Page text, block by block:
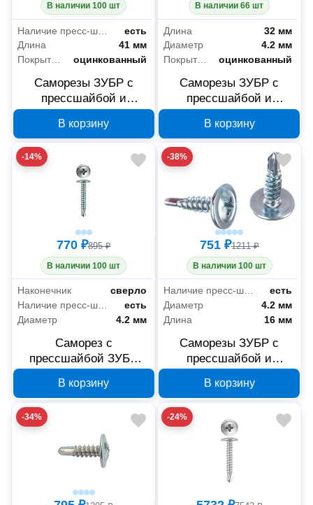
В наличии 100 шт
есть
Длина
41 мм
Покрытие
оцинкованный
Саморезы ЗУБР с
прессшайбой и
металлу 4,2x41 мм,
PH2, 200 шт, 4-300211-
В корзину
В наличии 66 шт
Длина
32 мм
Диаметр
4.2 мм
Покрытие
оцинкованный
Саморезы ЗУБР с
прессшайбой и
металлу 4,2x32 мм,
PH2, 250 шт, 4-300211-
В корзину
-14%
770 ₽895 ₽
В наличии 100 шт
Наконечник
сверло
есть
Диаметр
4.2 мм
Саморез с
прессшайбой ЗУБР
300211-42-025
В корзину
-38%
751 ₽1211 ₽
В наличии 100 шт
Наличие пресс-шайбы
есть
Диаметр
4.2 мм
Длина
16 мм
Саморезы ЗУБР с
прессшайбой и
металлу 4,2x16 мм,
PH2, 500 шт, 4-300211-
42-016
В корзину
-34% -24%